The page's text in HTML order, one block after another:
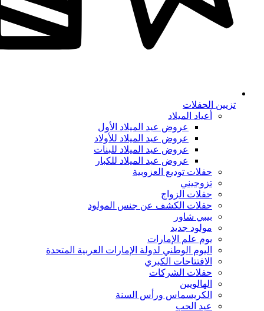
تزيين الحفلات
أعياد الميلاد
عروض عيد الميلاد الأول
عروض عيد الميلاد للأولاد
عروض عيد الميلاد للبنات
عروض عيد الميلاد للكبار
حفلات توديع العزوبية
تزوجيني
حفلات الزواج
حفلات الكشف عن جنس المولود
بيبي شاور
مولود جديد
يوم علم الإمارات
اليوم الوطني لدولة الإمارات العربية المتحدة
الافتتاحات الكبري
حفلات الشركات
الهالويين
الكريسماس ورأس السنة
عيد الحب